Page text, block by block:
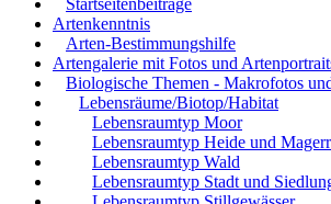
Artenkenntnis
Arten-Bestimmungshilfe
Artengalerie mit Fotos und
Biologische Themen - Makrofotos
Lebensräume/Biotop/Habitat
Lebensraumtyp Moor
Lebensraumtyp Heide und
Lebensraumtyp Wald
Lebensraumtyp Stadt und